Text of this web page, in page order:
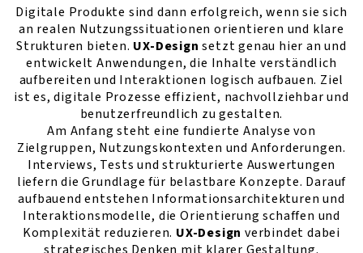
Digitale Produkte sind dann erfolgreich, wenn sie sich
an realen Nutzungssituationen orientieren und klare
Strukturen bieten. UX-Design setzt genau hier an und
entwickelt Anwendungen, die Inhalte verständlich
aufbereiten und Interaktionen logisch aufbauen. Ziel
ist es, digitale Prozesse effizient, nachvollziehbar und
benutzerfreundlich zu gestalten.
Am Anfang steht eine fundierte Analyse von
Zielgruppen, Nutzungskontexten und Anforderungen.
Interviews, Tests und strukturierte Auswertungen
liefern die Grundlage für belastbare Konzepte. Darauf
aufbauend entstehen Informationsarchitekturen und
Interaktionsmodelle, die Orientierung schaffen und
Komplexität reduzieren. UX-Design verbindet dabei
strategisches Denken mit klarer Gestaltung.